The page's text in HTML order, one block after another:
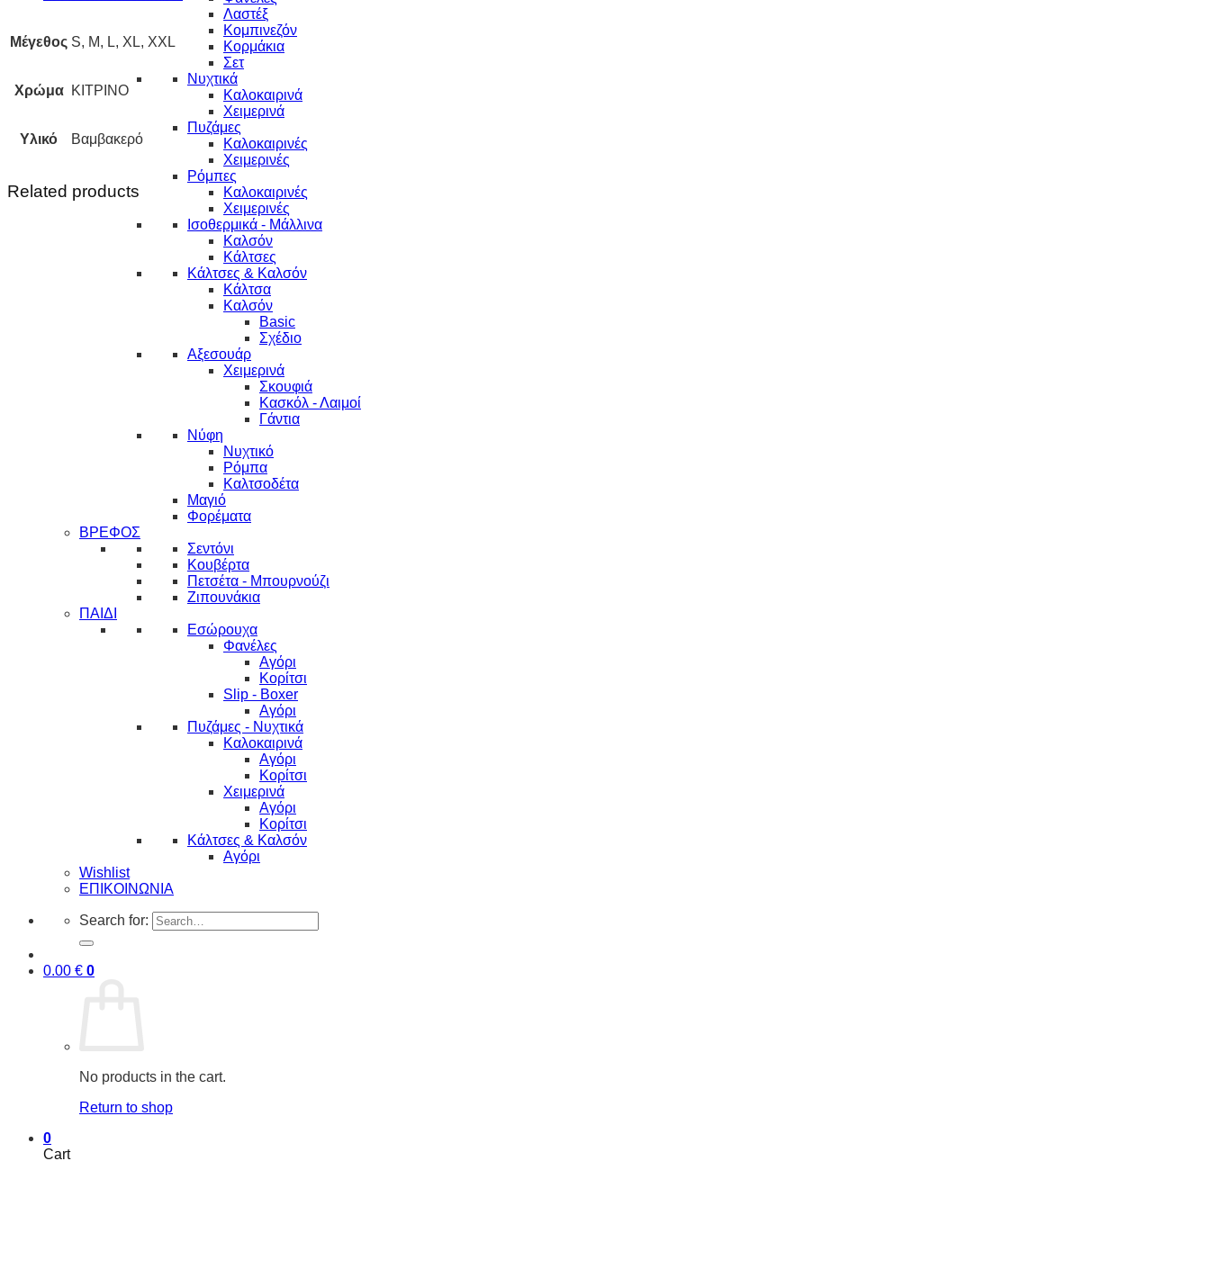
Λαστέξ
Κομπινεζόν
Κορμάκια
Σετ
Νυχτικά
Καλοκαιρινά
Χειμερινά
Πυζάμες
Καλοκαιρινές
Χειμερινές
Ρόμπες
Καλοκαιρινές
Χειμερινές
Ισοθερμικά - Μάλλινα
Καλσόν
Κάλτσες
Κάλτσες & Καλσόν
Κάλτσα
Καλσόν
Basic
Σχέδιο
Αξεσουάρ
Χειμερινά
Σκουφιά
Κασκόλ - Λαιμοί
Γάντια
Νύφη
Νυχτικό
Ρόμπα
Καλτσοδέτα
Μαγιό
Φορέματα
ΒΡΕΦΟΣ
Σεντόνι
Κουβέρτα
Πετσέτα - Μπουρνούζι
Ζιπουνάκια
ΠΑΙΔΙ
Εσώρουχα
Φανέλες
Αγόρι
Κορίτσι
Slip - Boxer
Αγόρι
Πυζάμες - Νυχτικά
Καλοκαιρινά
Αγόρι
Κορίτσι
Χειμερινά
Αγόρι
Κορίτσι
Κάλτσες & Καλσόν
Αγόρι
Wishlist
ΕΠΙΚΟΙΝΩΝΙΑ
Search for:
0.00 € 0
No products in the cart.
Return to shop
0
Cart
Μέγεθος S, M, L, XL, XXL
Χρώμα ΚΙΤΡΙΝΟ
Υλικό Βαμβακερό
Related products